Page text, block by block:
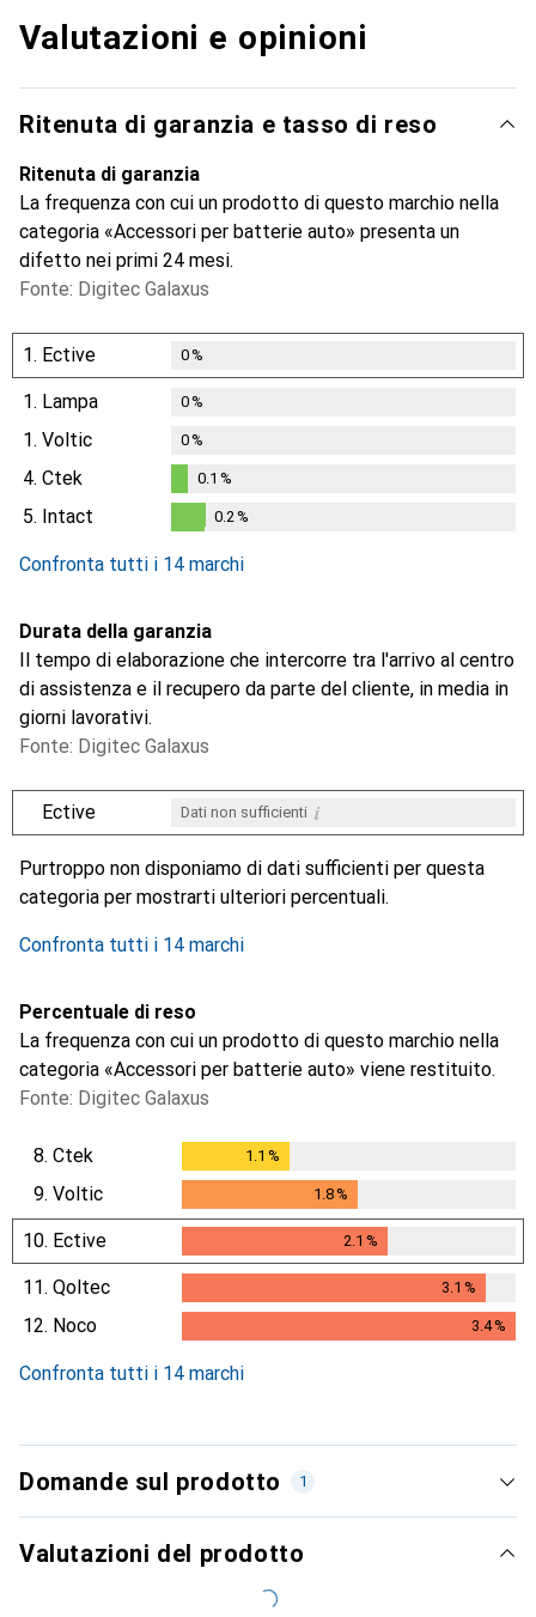
Valutazioni e opinioni
Ritenuta di garanzia e tasso di reso
Ritenuta di garanzia
La frequenza con cui un prodotto di questo marchio nella
categoria «Accessori per batterie auto» presenta un
difetto nei primi 24 mesi.
Fonte: Digitec Galaxus
1. Ective 0%
1. Lampa 0%
1. Voltic 0%
4. Ctek
%
0.1 %
5. Intact 0.2 %
Confronta tutti i 14 marchi
Durata della garanzia
Il tempo di elaborazione che intercorre tra l'arrivo al centro
di assistenza e il recupero da parte del cliente, in media in
giorni lavorativi.
Fonte: Digitec Galaxus
Ective Dati non sufficienti i
Purtroppo non disponiamo di dati sufficienti per questa
categoria per mostrarti ulteriori percentuali.
Confronta tutti i 14 marchi
Percentuale di reso
La frequenza con cui un prodotto di questo marchio nella
categoria «Accessori per batterie auto» viene restituito.
Fonte: Digitec Galaxus
8. Ctek 1.1 %
9. Voltic 1.8%
10. Ective 2.1 %
11. Qoltec 3.1 %
3.1%
12. Noco 3.4%
Confronta tutti i 14 marchi
Domande sul prodotto 1
Valutazioni del prodotto